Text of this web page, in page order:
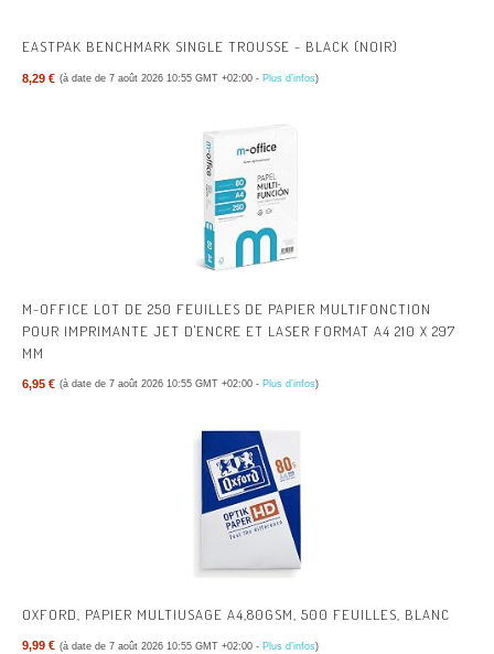
EASTPAK BENCHMARK SINGLE TROUSSE - BLACK (NOIR)
8,29 € (à date de 7 août 2026 10:55 GMT +02:00 - Plus d’infos)
M-OFFICE LOT DE 250 FEUILLES DE PAPIER MULTIFONCTION
POUR IMPRIMANTE JET D'ENCRE ET LASER FORMAT A4 210 X 297
MM
6,95 € (à date de 7 août 2026 10:55 GMT +02:00 - Plus d’infos)
OXFORD, PAPIER MULTIUSAGE A4,80GSM, 500 FEUILLES, BLANC
9,99 € (à date de 7 août 2026 10:55 GMT +02:00 - Plus d’infos)